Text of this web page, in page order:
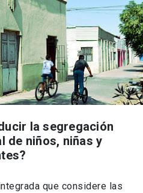
la segregación
de niños, niñas y
que considere las